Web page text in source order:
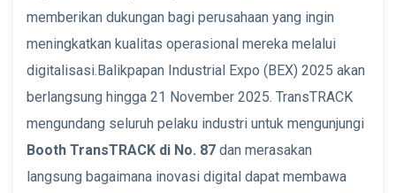
memberikan dukungan bagi perusahaan yang ingin
meningkatkan kualitas operasional mereka melalui
digitalisasi.Balikpapan Industrial Expo (BEX) 2025 akan
berlangsung hingga 21 November 2025. TransTRACK
mengundang seluruh pelaku industri untuk mengunjungi
Booth TransTRACK di No. 87 dan merasakan
langsung bagaimana inovasi digital dapat membawa